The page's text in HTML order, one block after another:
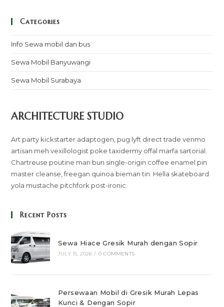
Categories
Info Sewa mobil dan bus
Sewa Mobil Banyuwangi
Sewa Mobil Surabaya
ARCHITECTURE STUDIO
Art party kickstarter adaptogen, pug lyft direct trade venmo
artisan meh vexillologist poke taxidermy offal marfa sartorial.
Chartreuse poutine man bun single-origin coffee enamel pin
master cleanse, freegan quinoa bieman tin. Hella skateboard
yola mustache pitchfork post-ironic.
Recent Posts
Sewa Hiace Gresik Murah dengan Sopir
JULY 15, 2026 / 0 COMMENTS
Persewaan Mobil di Gresik Murah Lepas
Kunci & Dengan Sopir